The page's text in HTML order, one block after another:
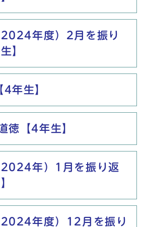
年度）2月を振り
】
年生】
徳【4年生】
年）1月を振り返
年度）12月を振り